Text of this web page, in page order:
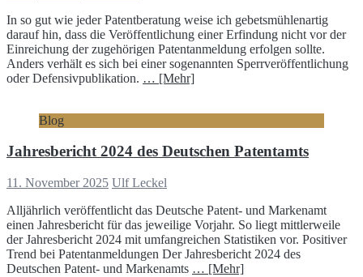
In so gut wie jeder Patentberatung weise ich gebetsmühlenartig
darauf hin, dass die Veröffentlichung einer Erfindung nicht vor der
Einreichung der zugehörigen Patentanmeldung erfolgen sollte.
Anders verhält es sich bei einer sogenannten Sperrveröffentlichung
oder Defensivpublikation. … [Mehr]
Blog
Jahresbericht 2024 des Deutschen Patentamts
11. November 2025 Ulf Leckel
Alljährlich veröffentlicht das Deutsche Patent- und Markenamt
einen Jahresbericht für das jeweilige Vorjahr. So liegt mittlerweile
der Jahresbericht 2024 mit umfangreichen Statistiken vor. Positiver
Trend bei Patentanmeldungen Der Jahresbericht 2024 des
Deutschen Patent- und Markenamts … [Mehr]